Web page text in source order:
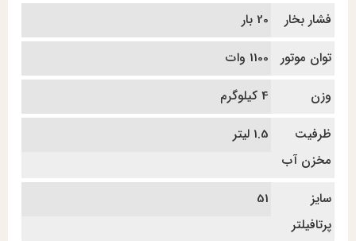
فشار بخار
20 بار
توان موتور
1100 وات
وزن
4 کیلوگرم
ظرفیت
مخزن آب
1.5 لیتر
سایز
پرتافیلتر
51